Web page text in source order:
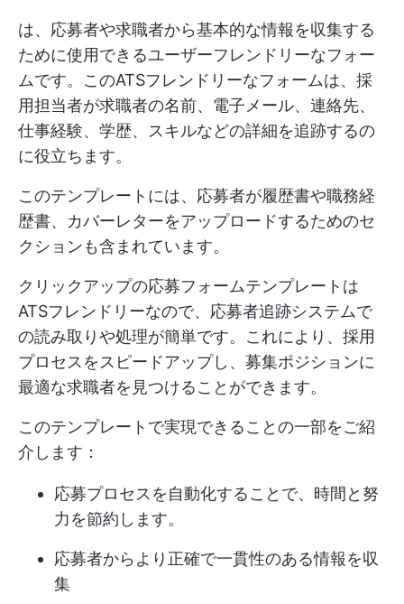
は、応募者や求職者から基本的な情報を収集する
ために使用できるユーザーフレンドリーなフォー
ムです。このATSフレンドリーなフォームは、採
用担当者が求職者の名前、電子メール、連絡先、
仕事経験、学歴、スキルなどの詳細を追跡するの
に役立ちます。
このテンプレートには、応募者が履歴書や職務経
歴書、カバーレターをアップロードするためのセ
クションも含まれています。
クリックアップの応募フォームテンプレートは
ATSフレンドリーなので、応募者追跡システムで
の読み取りや処理が簡単です。これにより、採用
プロセスをスピードアップし、募集ポジションに
最適な求職者を見つけることができます。
このテンプレートで実現できることの一部をご紹
介します：
応募プロセスを自動化することで、時間と努
力を節約します。
応募者からより正確で一貫性のある情報を収
集